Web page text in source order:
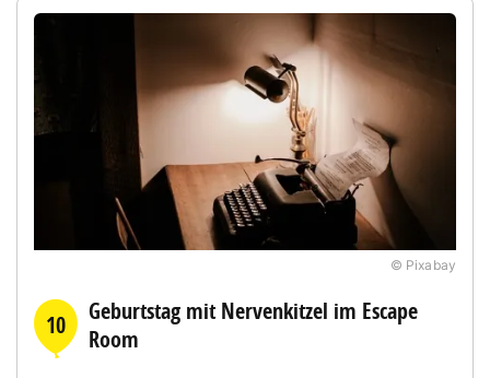
© Pixabay
10
Geburtstag mit Nervenkitzel im Escape
Room